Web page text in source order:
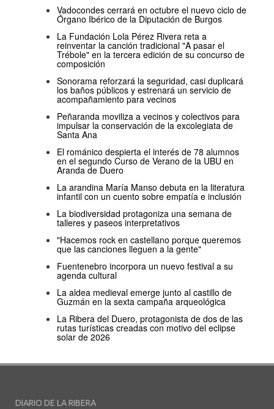
Vadocondes cerrará en octubre el nuevo ciclo de
Órgano Ibérico de la Diputación de Burgos
La Fundación Lola Pérez Rivera reta a
reinventar la canción tradicional "A pasar el
Trébole" en la tercera edición de su concurso de
composición
Sonorama reforzará la seguridad, casi duplicará
los baños públicos y estrenará un servicio de
acompañamiento para vecinos
Peñaranda moviliza a vecinos y colectivos para
impulsar la conservación de la excolegiata de
Santa Ana
El románico despierta el interés de 78 alumnos
en el segundo Curso de Verano de la UBU en
Aranda de Duero
La arandina María Manso debuta en la literatura
infantil con un cuento sobre empatía e inclusión
La biodiversidad protagoniza una semana de
talleres y paseos interpretativos
"Hacemos rock en castellano porque queremos
que las canciones lleguen a la gente"
Fuentenebro incorpora un nuevo festival a su
agenda cultural
La aldea medieval emerge junto al castillo de
Guzmán en la sexta campaña arqueológica
La Ribera del Duero, protagonista de dos de las
rutas turísticas creadas con motivo del eclipse
solar de 2026
DIARIO DE LA RIBERA